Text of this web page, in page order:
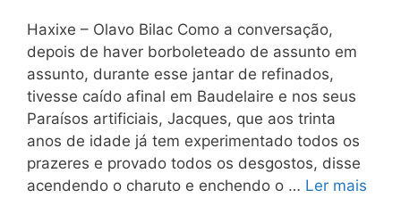
Haxixe – Olavo Bilac Como a conversação,
depois de haver borboleteado de assunto em
assunto, durante esse jantar de refinados,
tivesse caído afinal em Baudelaire e nos seus
Paraísos artificiais, Jacques, que aos trinta
anos de idade já tem experimentado todos os
prazeres e provado todos os desgostos, disse
acendendo o charuto e enchendo o … Ler mais